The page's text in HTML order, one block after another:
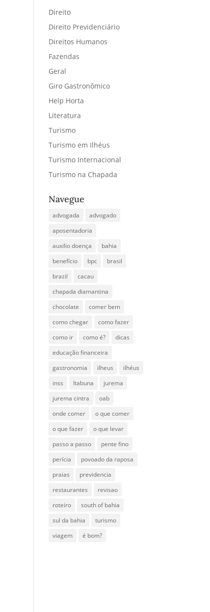
Direito
Direito Previdenciário
Direitos Humanos
Fazendas
Geral
Giro Gastronômico
Help Horta
Literatura
Turismo
Turismo em Ilhéus
Turismo Internacional
Turismo na Chapada
Navegue
advogada
advogado
aposentadoria
auxilio doença
bahia
benefício
bpc
brasil
brazil
cacau
chapada diamantina
chocolate
comer bem
como chegar
como fazer
como ir
como é?
dicas
educação financeira
gastronomia
ilheus
ilhéus
inss
Itabuna
jurema
jurema cintra
oab
onde comer
o que comer
o que fazer
o que levar
passo a passo
pente fino
perícia
povoado da raposa
praias
previdencia
restaurantes
revisao
roteiro
south of bahia
sul da bahia
turismo
viagem
é bom?